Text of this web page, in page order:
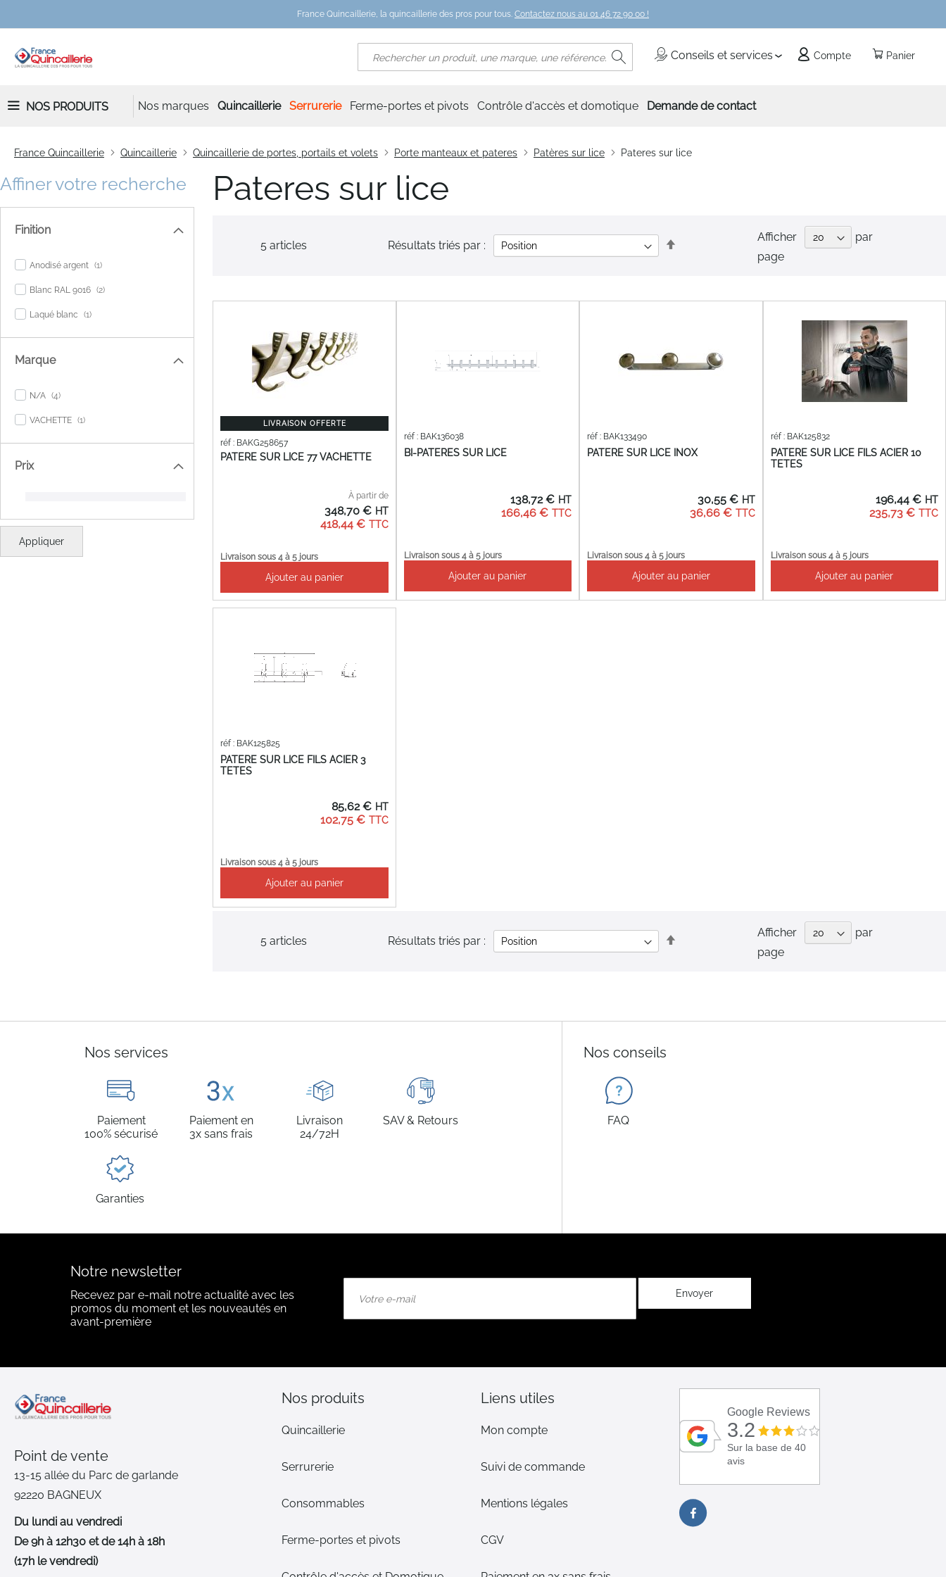
France Quincaillerie, la quincaillerie des pros pour tous. Contactez nous au 01 46 72 90 00 !
Panier
Conseils et services Compte
Rechercher
NOS PRODUITS Nos marques Quincaillerie Serrurerie Ferme-portes et pivots Contrôle d'accès et domotique Demande de contact
France Quincaillerie Quincaillerie Quincaillerie de portes, portails et volets Porte manteaux et pateres Patères sur lice Pateres sur lice
Pateres sur lice
5 articles
Afficher
par
page
Résultats triés par :
LIVRAISON OFFERTE
PATERE SUR LICE 77 VACHETTE
réf : BAKG258657
À partir de
418,44 €
348,70 €
Livraison sous 4 à 5 jours
Ajouter au panier
BI-PATERES SUR LICE
réf : BAK136038
166,46 €
138,72 €
Livraison sous 4 à 5 jours
Ajouter au panier
PATERE SUR LICE INOX
réf : BAK133490
36,66 €
30,55 €
Livraison sous 4 à 5 jours
Ajouter au panier
PATERE SUR LICE FILS ACIER 10
TETES
réf : BAK125832
235,73 €
196,44 €
Livraison sous 4 à 5 jours
Ajouter au panier
PATERE SUR LICE FILS ACIER 3
TETES
réf : BAK125825
102,75 €
85,62 €
Livraison sous 4 à 5 jours
Ajouter au panier
5 articles Résultats triés par :
Afficher
par
page
Affiner votre recherche
Finition
Anodisé argent 1item
Blanc RAL 9016 2items
Laqué blanc 1item
Marque
N/A 4items
VACHETTE 1item
Prix
Appliquer
Nos services
Paiement
100% sécurisé
Paiement en
3x sans frais
Livraison
24/72H
SAV & Retours
Garanties
Nos conseils
FAQ
Notre newsletter
Recevez par e-mail notre actualité avec les
promos du moment et les nouveautés en
avant-première
notre
:
Envoyer
Point de vente
13-15 allée du Parc de garlande
92220 BAGNEUX
Du lundi au vendredi
De 9h à 12h30 et de 14h à 18h
(17h le vendredi)
Nos produits
Quincaillerie
Serrurerie
Consommables
Ferme-portes et pivots
Liens utiles
Mon compte
Suivi de commande
Mentions légales
CGV
Google Reviews
3.2
Sur la base de 40
avis